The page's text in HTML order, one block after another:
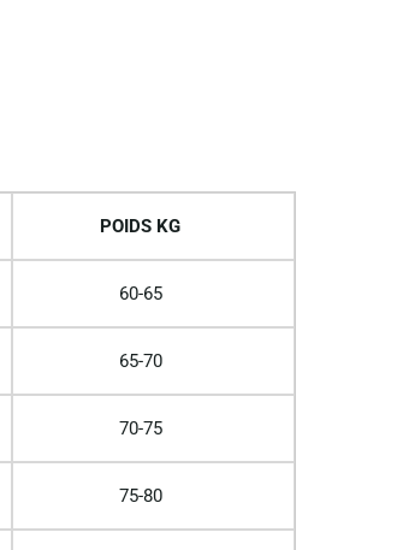
POIDS KG
60-65
65-70
70-75
75-80